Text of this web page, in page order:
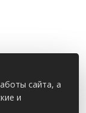
сайта, а
и